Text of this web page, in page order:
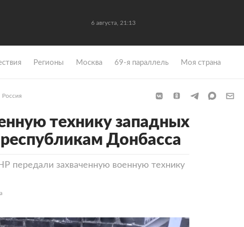
6 августа, 21:13
Регионы Москва 69-я параллель Моя страна
Россия
технику западных
Донбасса
передали захваченную военную технику